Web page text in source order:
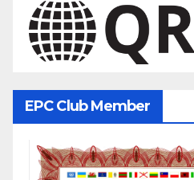
EPC Club Member